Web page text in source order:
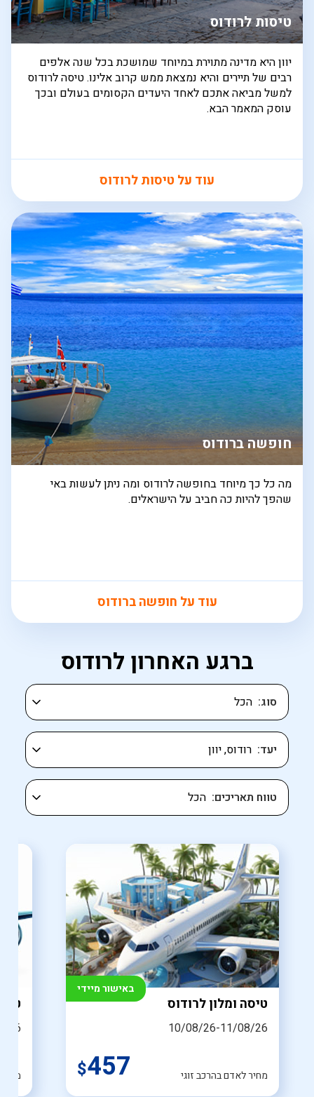
טיסות לרודוס
יוון היא מדינה מתוירת במיוחד שמושכת בכל שנה אלפים
רבים של תיירים והיא נמצאת ממש קרוב אלינו. טיסה לרודוס
למשל מביאה אתכם לאחד היעדים הקסומים בעולם ובכך
עוסק המאמר הבא.
עוד על טיסות לרודוס
חופשה ברודוס
מה כל כך מיוחד בחופשה לרודוס ומה ניתן לעשות באי
שהפך להיות כה חביב על הישראלים.
עוד על חופשה ברודוס
ברגע האחרון לרודוס
יעד
סוג
טווח תאריכים
טיסה ומלון לרודוס
10/08/26-11/08/26
$457
באישור מיידי
מחיר לאדם בהרכב זוגי
26